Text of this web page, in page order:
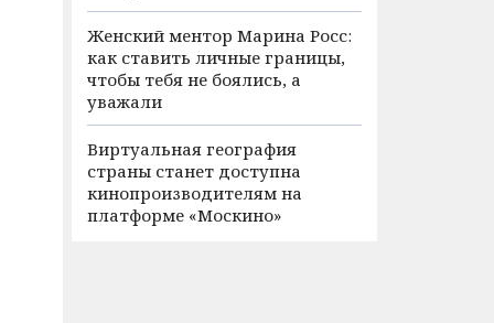
Женский ментор Марина Росс:
как ставить личные границы,
чтобы тебя не боялись, а
уважали
Виртуальная география
страны станет доступна
кинопроизводителям на
платформе «Москино»